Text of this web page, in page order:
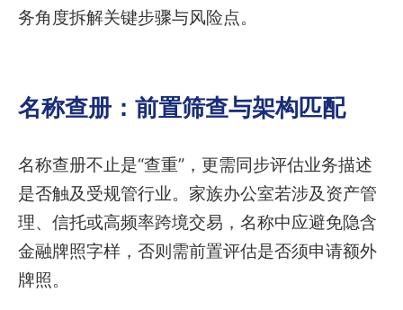
务角度拆解关键步骤与风险点。
名称查册：前置筛查与架构匹配
名称查册不止是“查重”，更需同步评估业务描述
是否触及受规管行业。家族办公室若涉及资产管
理、信托或高频率跨境交易，名称中应避免隐含
金融牌照字样，否则需前置评估是否须申请额外
牌照。